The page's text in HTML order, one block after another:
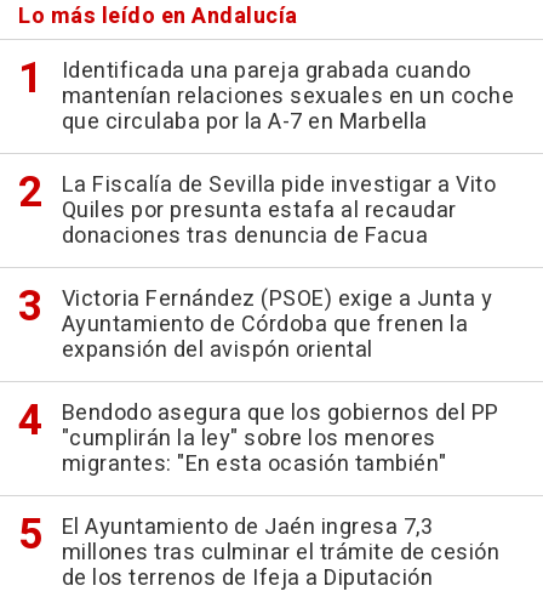
Lo más leído en Andalucía
Identificada una pareja grabada cuando
mantenían relaciones sexuales en un coche
que circulaba por la A-7 en Marbella
La Fiscalía de Sevilla pide investigar a Vito
Quiles por presunta estafa al recaudar
donaciones tras denuncia de Facua
Victoria Fernández (PSOE) exige a Junta y
Ayuntamiento de Córdoba que frenen la
expansión del avispón oriental
Bendodo asegura que los gobiernos del PP
"cumplirán la ley" sobre los menores
migrantes: "En esta ocasión también"
El Ayuntamiento de Jaén ingresa 7,3
millones tras culminar el trámite de cesión
de los terrenos de Ifeja a Diputación